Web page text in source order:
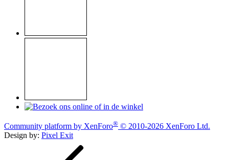
Community platform by XenForo® © 2010-2026 XenForo Ltd.
Design by: Pixel Exit